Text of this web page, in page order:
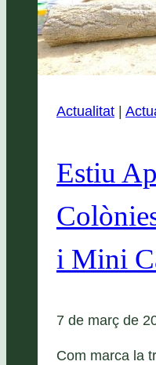
Actualitat |
Estiu
i Mini
7 de març de
Com marca la